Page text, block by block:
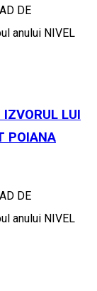
DE
anului NIVEL
LUI
POIANA
DE
anului NIVEL